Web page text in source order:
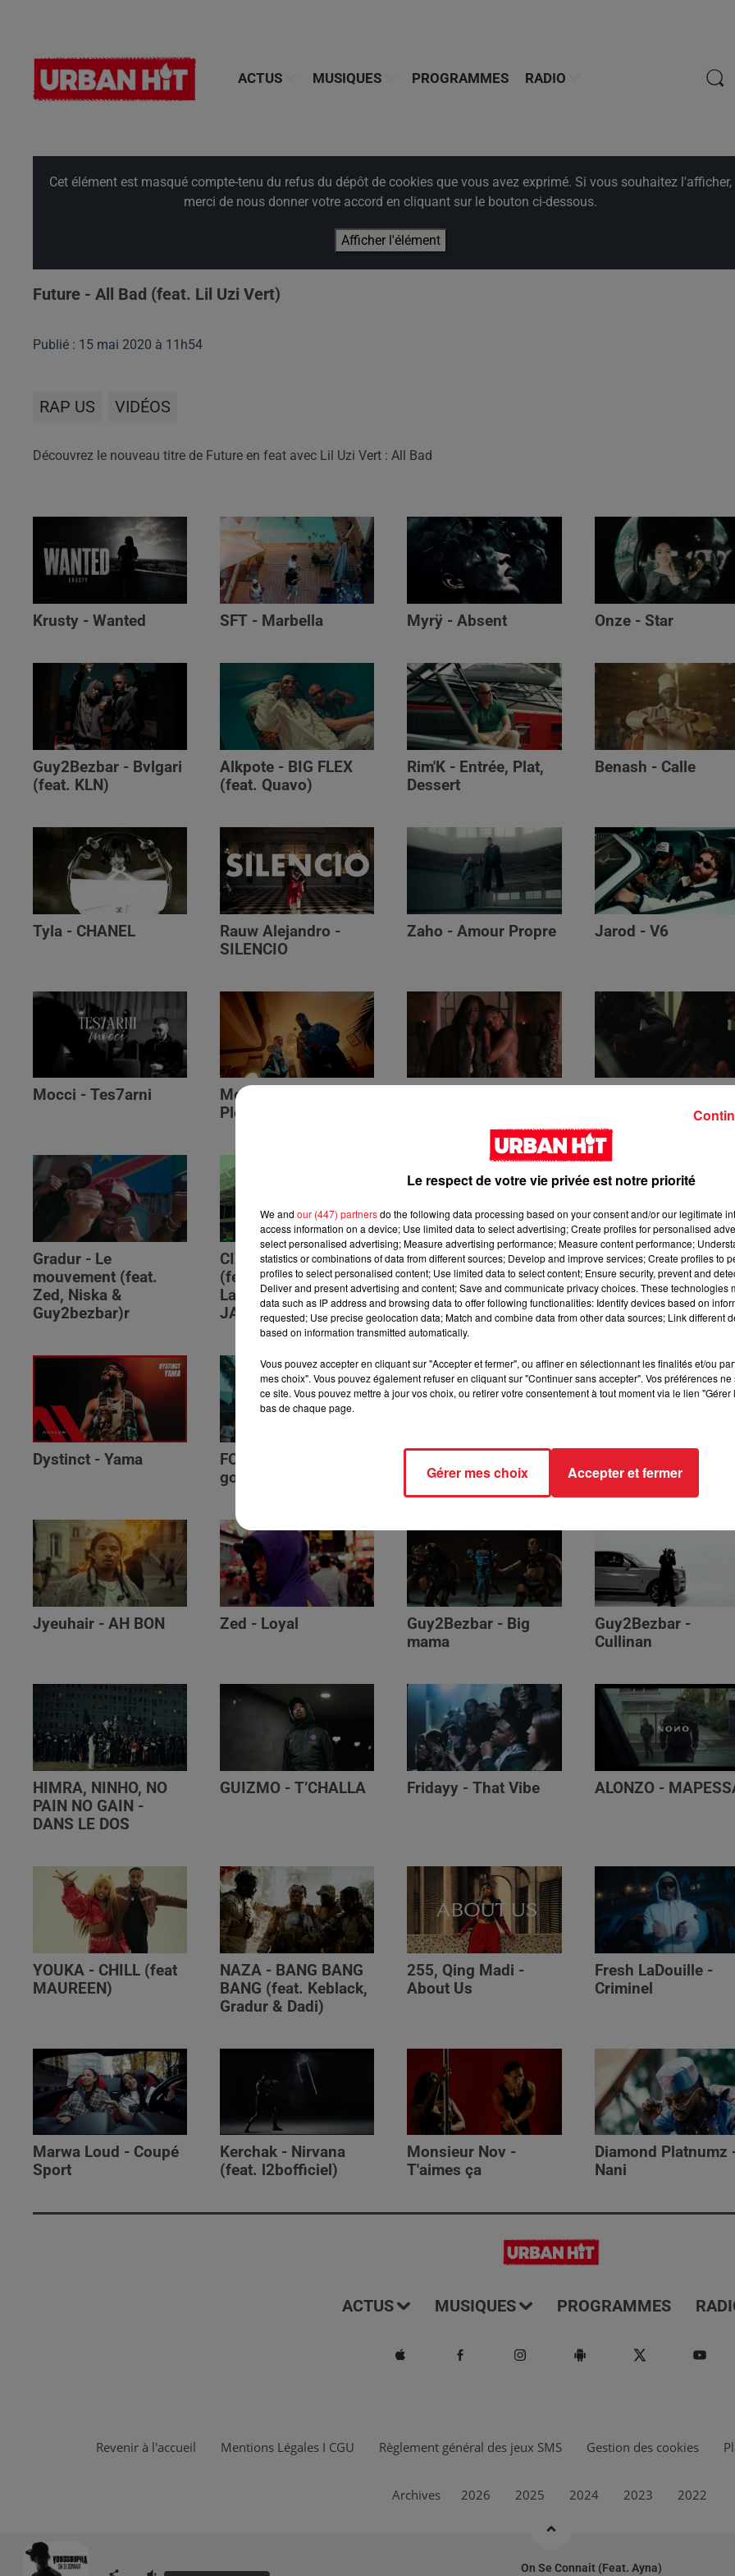
ACTUS MUSIQUES PROGRAMMES RADIO
Cet élément est masqué compte-tenu du refus du dépôt de cookies que vous avez exprimé. Si vous souhaitez l'afficher,
merci de nous donner votre accord en cliquant sur le bouton ci-dessous.
Afficher l'élément
Future - All Bad (feat. Lil Uzi Vert)
Publié : 15 mai 2020 à 11h54
RAP US VIDÉOS
Découvrez le nouveau titre de Future en feat avec Lil Uzi Vert : All Bad
Krusty - Wanted SFT - Marbella Myrÿ - Absent Onze - Star
Guy2Bezbar - Bvlgari
(feat. KLN)
Alkpote - BIG FLEX
(feat. Quavo)
Rim'K - Entrée, Plat,
Dessert
Benash - Calle
Tyla - CHANEL
Rauw Alejandro -
SILENCIO
Zaho - Amour Propre Jarod - V6
Mocci - Tes7arni
Monsieur Nov‬ -
Please (feat. RSKO)
interlude Yorssy
Gradur - Le
mouvement (feat.
Zed, Niska &
Guy2bezbar)r
CIZA - Isaka II (6am)
(feat. Tems, Omah
Lay, Thukuthela &
JAZZWRLD)
Siaka & Dr. Yaro - Les
Limites
Kore & Zamdane -
Dalí
Dystinct - Yama
FOLA & Victony -
golibe
Génération Impolie
Jyeuhair - AH BON Zed - Loyal
Guy2Bezbar - Big
mama
Guy2Bezbar -
Cullinan
HIMRA, NINHO, NO
PAIN NO GAIN -
DANS LE DOS
GUIZMO - T’CHALLA Fridayy - That Vibe ALONZO -
YOUKA - CHILL (feat
MAUREEN)
NAZA - BANG BANG
BANG (feat. Keblack,
Gradur & Dadi)
255, Qing Madi -
About Us
Fresh LaDouille -
Criminel
Marwa Loud - Coupé
Sport
Kerchak - Nirvana
(feat. ‪l2bofficiel‬)
Monsieur Nov -
T'aimes ça
Diamond Platnumz
Nani
ACTUS MUSIQUES PROGRAMMES
On Se Connait (feat. Ayna)
Revenir à l'accueil Mentions Légales I CGU Règlement général des jeux SMS Gestion des cookies
Archives 2026 2025 2024 2023 2022
Le respect de votre vie privée est notre priorité
We and our (447) partnersdo the following data processing based on your consent and/or our legitimate
access information on a device; Use limited data to select advertising; Create profiles for personalised
select personalised advertising; Measure advertising performance; Measure content performance;
statistics or combinations of data from different sources; Develop and improve services; Create profiles to
profiles to select personalised content; Use limited data to select content; Ensure security, prevent and
Deliver and present advertising and content; Save and communicate privacy choices. These technologies
data such as IP address and browsing data to offer following functionalities: Identify devices based on
requested; Use precise geolocation data; Match and combine data from other data sources; Link different
based on information transmitted automatically.
Vous pouvez accepter en cliquant sur "Accepter et fermer", ou affiner en sélectionnant les finalités et/ou
mes choix". Vous pouvez également refuser en cliquant sur "Continuer sans accepter". Vos préférences
ce site. Vous pouvez mettre à jour vos choix, ou retirer votre consentement à tout moment via le lien
bas de chaque page.
Gérer mes choix Accepter et fermer